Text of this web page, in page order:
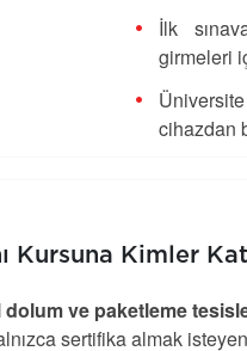
İlk
girmeleri
cihazdan
Kursuna Kimler
dolum ve paketleme
sertifika almak